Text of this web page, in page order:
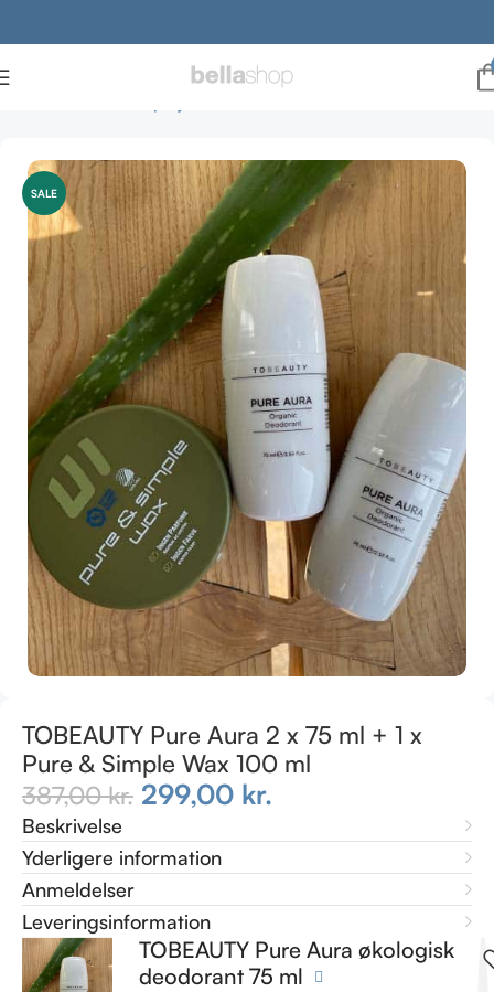
SALE
TOBEAUTY Pure Aura 2 x 75 ml + 1 x
Pure & Simple Wax 100 ml
387,00kr. 299,00 kr.
Beskrivelse
Yderligere information
Anmeldelser
Leveringsinformation
TOBEAUTY Pure Aura økologisk
deodorant 75 ml